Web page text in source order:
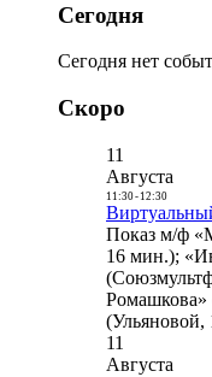
Сегодня
Сегодня нет
Скоро
11
Августа
11:30- 12:30
Показ м/ф
16 мин.);
(Ульяновой,
11
Августа